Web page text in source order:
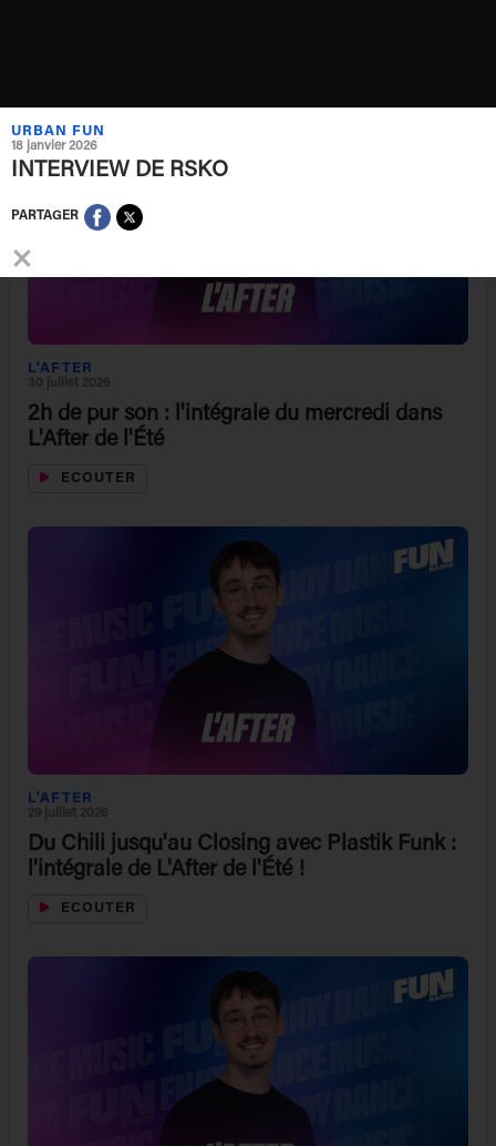
L'AFTER
30 juillet 2026
2h de pur son : l'intégrale du mercredi dans
L'After de l'Été
ECOUTER
L'AFTER
29 juillet 2026
Du Chili jusqu'au Closing avec Plastik Funk :
l'intégrale de L'After de l'Été !
ECOUTER
URBAN FUN
18 janvier 2026
INTERVIEW DE RSKO
PARTAGER
×